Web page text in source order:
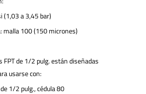
(1,03 a 3,45 bar)
malla 100 (150 micrones)
FPT de 1/2 pulg. están diseñadas
usarse con:
1/2 pulg., cédula 80